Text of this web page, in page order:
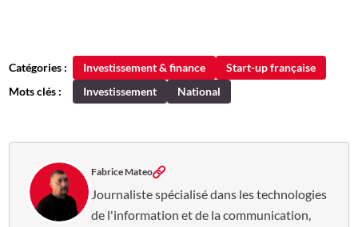
Catégories : Investissement & finance
Start-up française
Mots clés :
Investissement National
Fabrice Mateo
Journaliste spécialisé dans les technologies
de l'information et de la communication,